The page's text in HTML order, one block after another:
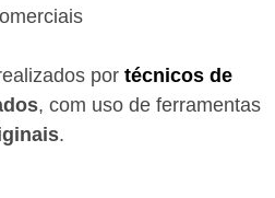
por técnicos de
, com uso de ferramentas
.